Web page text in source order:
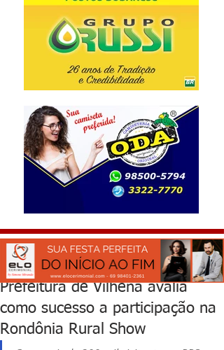
Prefeitura de Vilhena avalia
como sucesso a participação na
Rondônia Rural Show